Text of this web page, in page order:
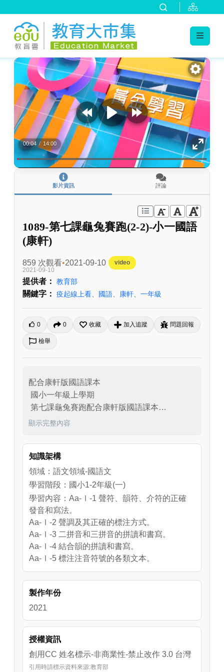
:::
00:04 / 14:00
影片資訊 評論
1089-第七課龜兔賽跑(2-2)-小一國語
(康軒)
859 次觀看 2021-09-10
video
2021-09-10
提供者： 教育部
關鍵字： 疫起線上看 國語 康軒 一年級
0 0 收藏 加入追蹤 問題回報
檢舉
配合康軒版國語課本
國小一年級上學期
第七課龜兔賽跑配合康軒版國語課本
國小一年級上學期
顯示完整內容
知識架構
領域：語文領域-國語文
學習階段：國小1-2年級(一)
學習內容：Aa-Ⅰ-1 聲符、韻符、介符的正確
發音和寫法。
Aa-Ⅰ-2 聲調及其正確的標注方式。
Aa-Ⅰ-3 二拼音和三拼音的拼讀和書寫。
Aa-Ⅰ-4 結合韻的拼讀和書寫。
Aa-Ⅰ-5 標注注音符號的各類文本。
學習表現：1-Ⅰ-1 養成專心聆聽的習慣，尊重
2-Ⅰ-1 以正確發音流利的說出語意完整的話。
3-Ⅰ-1 正確認念、拼讀及書寫注音符號。
4-Ⅰ-4 養成良好的書寫姿勢，並保持整潔的書
5-Ⅰ-1 以適切的速率正確地朗讀文本。
製作年份
2021
授權資訊
創用CC 姓名標示-非商業性-禁止改作 3.0 台灣
引用時請標示資料來源:教育部